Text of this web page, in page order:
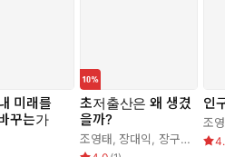
미래를
꾸는가
초저출산은 왜 생겼
을까?
조영태, 장대익, 장구,허지원
인
조